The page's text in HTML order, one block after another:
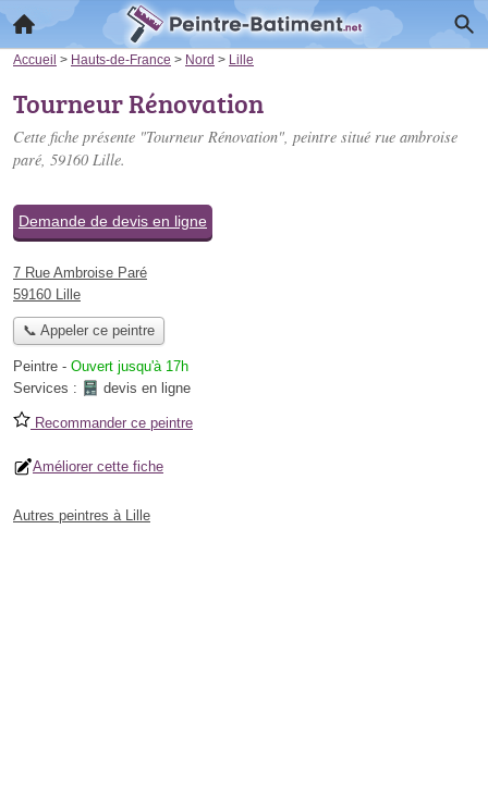
Accueil > Hauts-de-France > Nord > Lille
Tourneur Rénovation
Cette fiche présente "Tourneur Rénovation", peintre situé rue ambroise
paré, 59160 Lille.
Demande de devis en ligne
7 Rue Ambroise Paré
59160 Lille
📞 Appeler ce peintre
Peintre - Ouvert jusqu'à 17h
Services :
devis en ligne
Recommander ce peintre
Améliorer cette fiche
Autres peintres à Lille